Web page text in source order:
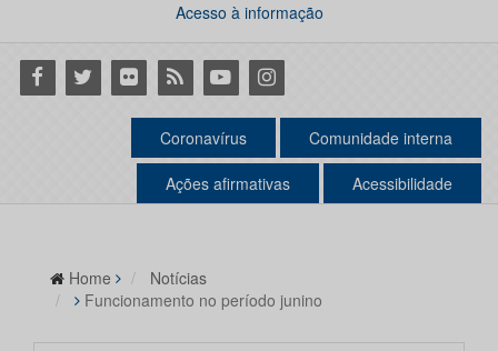
Acesso à informação
Facebook
Twitter Flickr RSS YoutubeInstagram
Coronavírus Comunidade interna
Ações afirmativas Acessibilidade
Home
Notícias
Funcionamento no período junino